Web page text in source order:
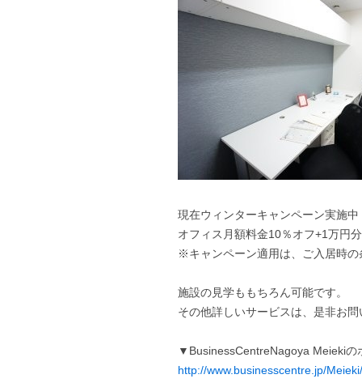
現在ウィンターキャンペーン実施中
オフィス月額料金10％オフ+1万円
※キャンペーン適用は、ご入居時の
施設の見学ももちろん可能です。
その他詳しいサービスは、是非お
▼BusinessCentreNagoya Meieki
http://www.businesscentre.jp/Meieki/